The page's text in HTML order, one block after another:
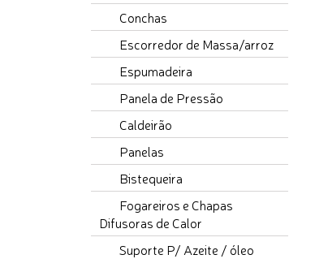
Conchas
Escorredor de Massa/arroz
Espumadeira
Panela de Pressão
Caldeirão
Panelas
Bistequeira
Fogareiros e Chapas
Difusoras de Calor
Suporte P/ Azeite / óleo